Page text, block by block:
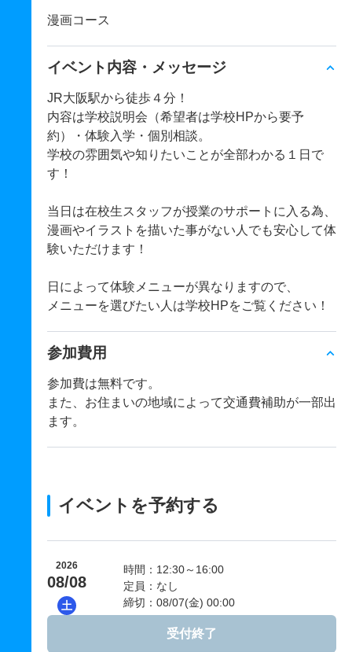
漫画コース
イベント内容・メッセージ
JR大阪駅から徒歩４分！
内容は学校説明会（希望者は学校HPから要予
約）・体験入学・個別相談。
学校の雰囲気や知りたいことが全部わかる１日で
す！
当日は在校生スタッフが授業のサポートに入る為、
漫画やイラストを描いた事がない人でも安心して体
験いただけます！
日によって体験メニューが異なりますので、
メニューを選びたい人は学校HPをご覧ください！
参加費用
参加費は無料です。
また、お住まいの地域によって交通費補助が一部出
ます。
イベントを予約する
2026
08/08
土
時間：12:30～16:00
定員：なし
締切：08/07(金) 00:00
受付終了